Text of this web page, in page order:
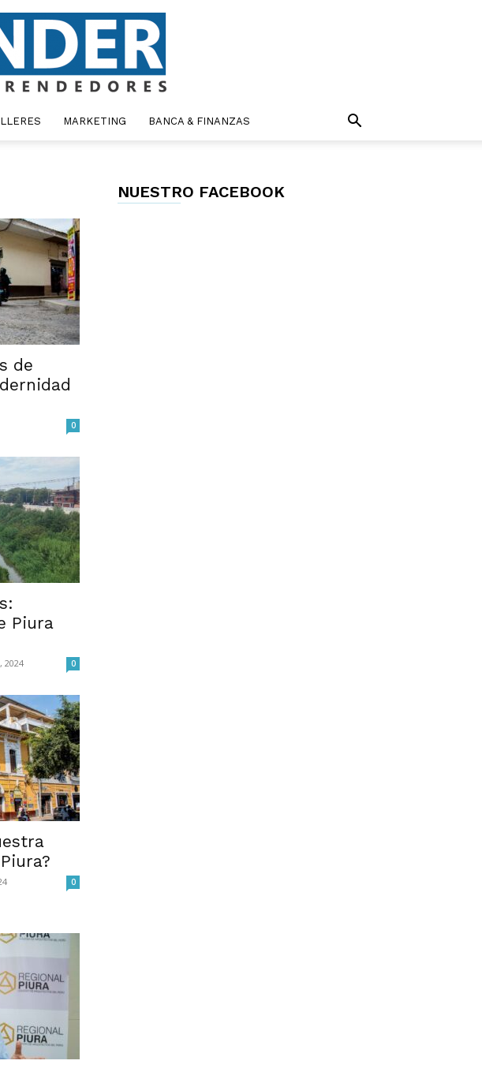
MARKETING BANCA & FINANZAS
de
0
Piura
2024 0
0
NUESTRO FACEBOOK